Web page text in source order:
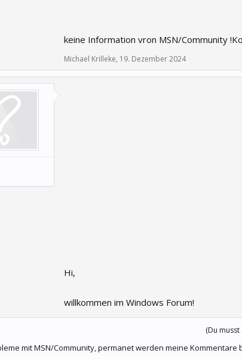
keine Information vron MSN/Community
Michael Krilleke, 19. Dezember 2024
Hi,
willkommen im Windows Forum!
(Du
mit MSN/Community, permanet werden meine Kommentare